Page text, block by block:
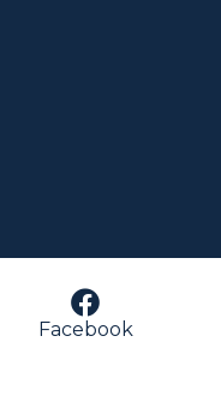
Facebook